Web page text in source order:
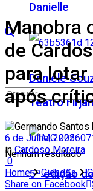
Danielle
Daniele
Teatro
5ª edição
Nenhum resultado
Manobra
de
para lotar
após
6 de Julho, 2025
in Cardoso Moreira
0
Home
Cidades
Share on Facebook